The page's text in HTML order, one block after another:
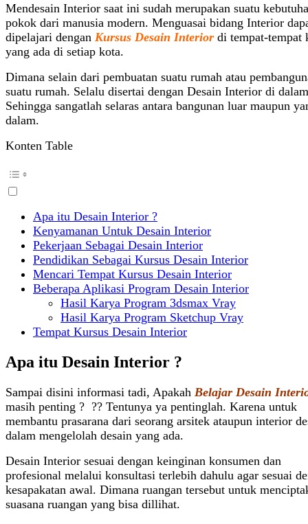
Mendesain Interior saat ini sudah merupakan suatu
pokok dari manusia modern. Menguasai bidang Interior
dipelajari dengan Kursus Desain Interior di tempat-tempat
yang ada di setiap kota.
Dimana selain dari pembuatan suatu rumah atau
suatu rumah. Selalu disertai dengan Desain Interior di
Sehingga sangatlah selaras antara bangunan luar maupun
dalam.
Konten Table
Apa itu Desain Interior ?
Kenyamanan Untuk Desain Interior
Pekerjaan Sebagai Desain Interior
Pendidikan Sebagai Kursus Desain Interior
Mencari Tempat Kursus Desain Interior
Beberapa Aplikasi Program Desain Interior
Hasil Karya Program 3dsmax Vray
Hasil Karya Program Sketchup Vray
Tempat Kursus Desain Interior
Apa itu Desain Interior ?
Sampai disini informasi tadi, Apakah Belajar Desain
masih penting ? ?? Tentunya ya pentinglah. Karena untuk
membantu prasarana dari seorang arsitek ataupun interior
dalam mengelolah desain yang ada.
Desain Interior sesuai dengan keinginan konsumen dan
profesional melalui konsultasi terlebih dahulu agar sesuai
kesapakatan awal. Dimana ruangan tersebut untuk
suasana ruangan yang bisa dillihat.